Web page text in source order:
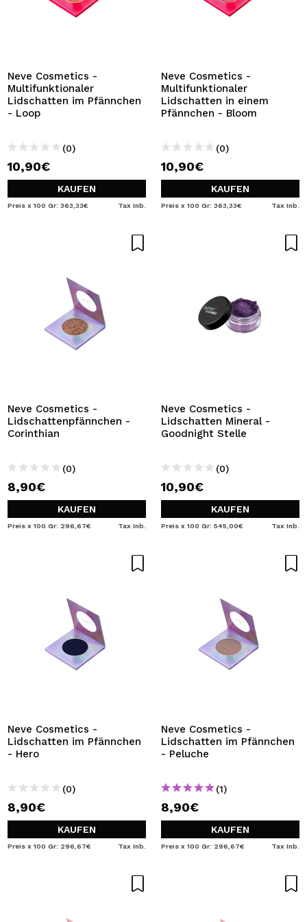
Neve Cosmetics -
Multifunktionaler
Lidschatten im Pfännchen
- Loop
(0)
10,90€
KAUFEN
Preis x 100 Gr: 363,33€ Tax Inb.
Neve Cosmetics -
Multifunktionaler
Lidschatten in einem
Pfännchen - Bloom
(0)
10,90€
KAUFEN
Preis x 100 Gr: 363,33€ Tax Inb.
Neve Cosmetics -
Lidschattenpfännchen -
Corinthian
(0)
8,90€
KAUFEN
Preis x 100 Gr: 296,67€ Tax Inb.
Neve Cosmetics -
Lidschatten Mineral -
Goodnight Stelle
(0)
10,90€
KAUFEN
Preis x 100 Gr: 545,00€ Tax Inb.
Neve Cosmetics -
Lidschatten im Pfännchen
- Hero
(0)
8,90€
KAUFEN
Preis x 100 Gr: 296,67€ Tax Inb.
Neve Cosmetics -
Lidschatten im Pfännchen
- Peluche
(1)
8,90€
KAUFEN
Preis x 100 Gr: 296,67€ Tax Inb.